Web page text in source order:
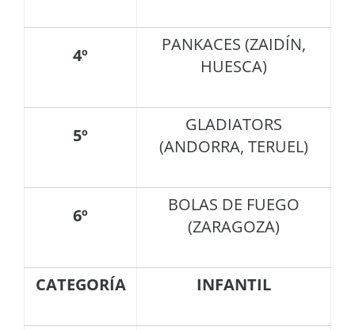
4º
PANKACES (ZAIDÍN,
HUESCA)
5º
GLADIATORS
(ANDORRA, TERUEL)
6º
BOLAS DE FUEGO
(ZARAGOZA)
CATEGORÍA INFANTIL